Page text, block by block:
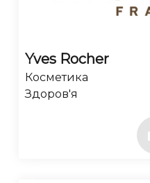
Yves Rocher
Косметика
Здоров'я